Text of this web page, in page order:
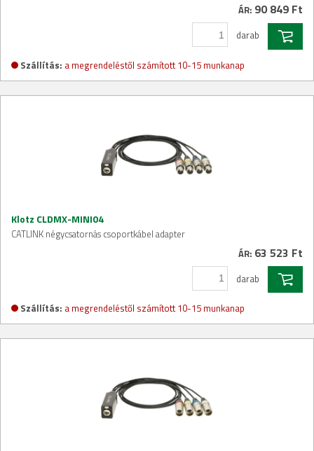
ÁR: 90 849 Ft
darab
Szállítás: a megrendeléstől számított 10-15 munkanap
Klotz CLDMX-MINI04
CATLINK négycsatornás csoportkábel adapter
ÁR: 63 523 Ft
darab
Szállítás: a megrendeléstől számított 10-15 munkanap